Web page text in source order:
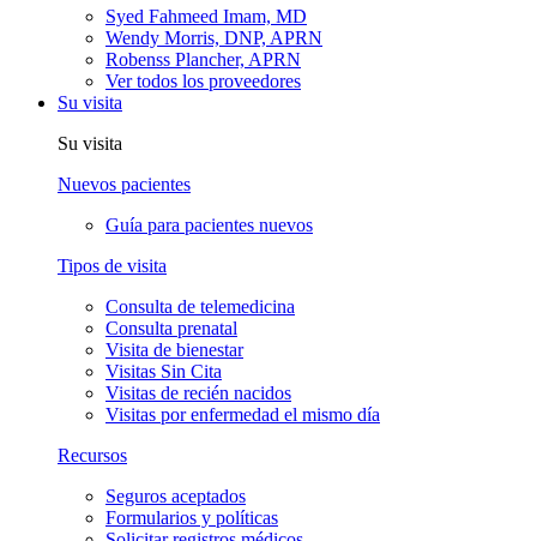
Syed Fahmeed Imam, MD
Wendy Morris, DNP, APRN
Robenss Plancher, APRN
Ver todos los proveedores
Su visita
Su visita
Nuevos pacientes
Guía para pacientes nuevos
Tipos de visita
Consulta de telemedicina
Consulta prenatal
Visita de bienestar
Visitas Sin Cita
Visitas de recién nacidos
Visitas por enfermedad el mismo día
Recursos
Seguros aceptados
Formularios y políticas